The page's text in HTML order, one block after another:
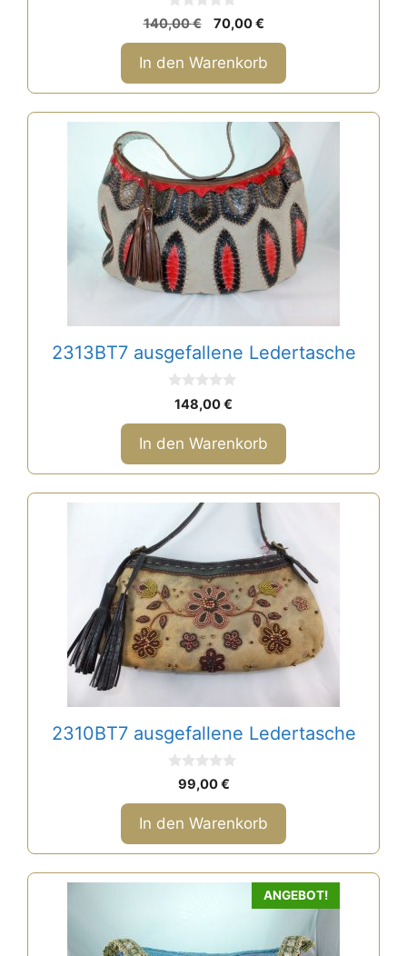
0
v
o
n
5
140,00€
Ursprünglicher
Preis
war:
140,00 €
70,00€Aktueller
Preis
ist:
70,00 €.
In den Warenkorb
2313BT7 ausgefallene Ledertasche
0
o
5
148,00€
In den Warenkorb
2310BT7 ausgefallene Ledertasche
o
n
5
99,00€
In den Warenkorb
ANGEBOT!